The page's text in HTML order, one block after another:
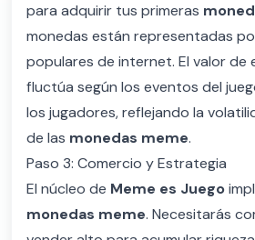
para adquirir tus primeras
monedas están representadas
populares de internet. El valor de
fluctúa según los eventos del
los jugadores, reflejando la
de las monedas meme.
Paso 3: Comercio y Estrategia
El núcleo de Meme es Juego
monedas meme. Necesitarás